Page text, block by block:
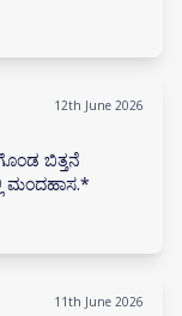
12th June 2026
ಬಿತ್ತನೆ
ಮಂದಹಾಸ.*
11th June 2026